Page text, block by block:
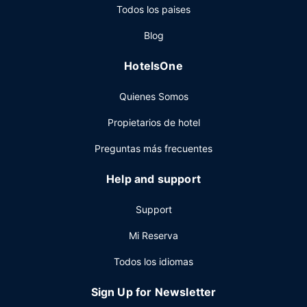
tu disposición una cafetería. Apaga la sed con tu bebida
a la carta todos los días de 07:00 a 10:30 con un coste
Tendrás un centro de negocios abierto las 24 horas, un
recepción a tu disposición. Este hotel pone a tu disposición
2 salas de reuniones donde celebrar todo tipo de eventos.
Hay un aparcamiento sin asistencia (de pago) disponible.
Todos los paises
Blog
HotelsOne
Quienes Somos
Propietarios de hotel
Preguntas más frecuentes
Help and support
Support
Mi Reserva
Todos los idiomas
Sign Up for Newsletter